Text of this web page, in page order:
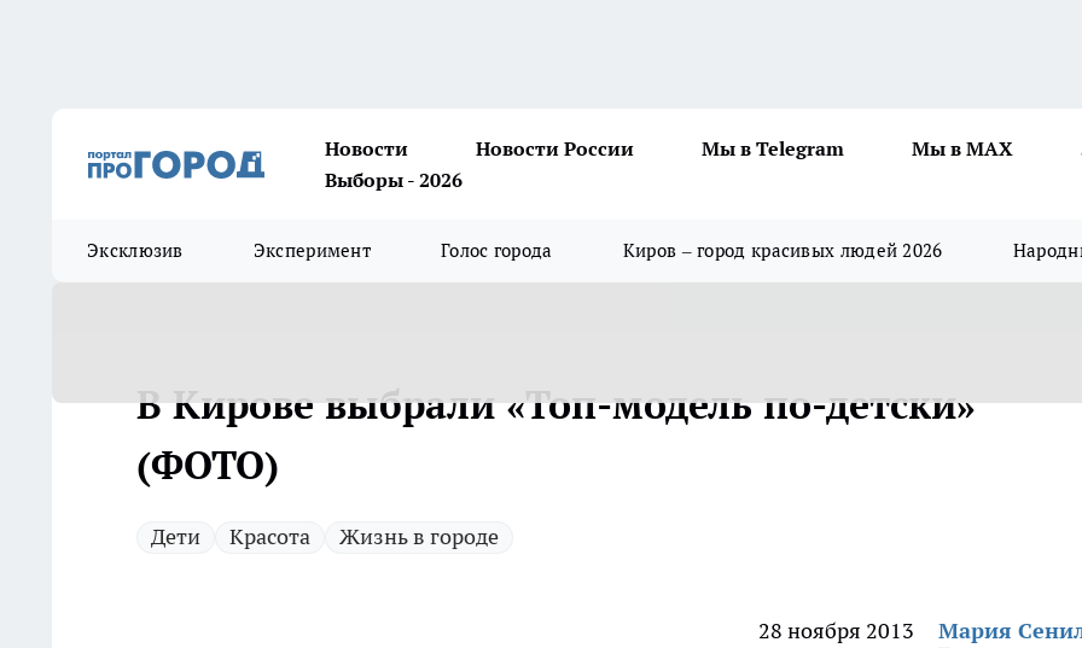
Новости Новости России Мы в Telegram Мы в MAX
Выборы - 2026
Эксклюзив Эксперимент Голос города Киров – город красивых людей 2026
В Кирове выбрали «Топ-модель по-детски»
(ФОТО)
Дети Красота Жизнь в городе
28 ноября 2013 Мария